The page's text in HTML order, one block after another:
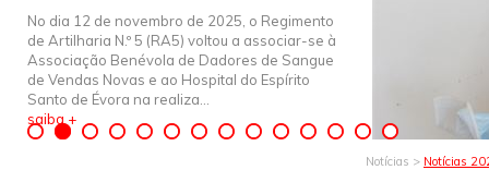
No dia 12 de novembro de 2025, o Regimento
de Artilharia N.º 5 (RA5) voltou a associar-se à
Associação Benévola de Dadores de Sangue
de Vendas Novas e ao Hospital do Espírito
Santo de Évora na realiza...
saiba +
Notícias > Notícias